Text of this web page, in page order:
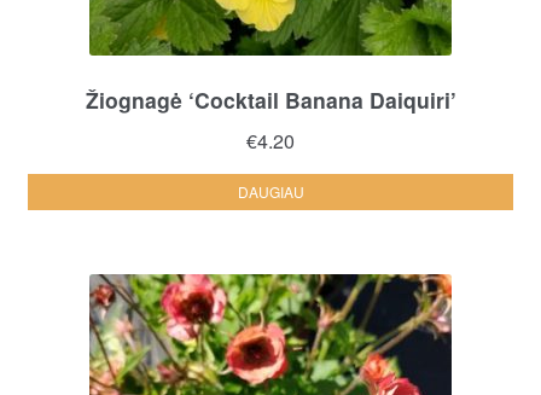
Žiognagė ‘Cocktail Banana Daiquiri’
€4.20
DAUGIAU